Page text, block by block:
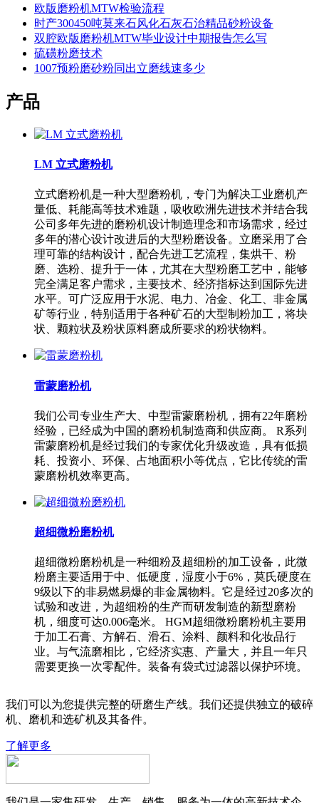
欧版磨粉机MTW检验流程
时产300450吨莫来石风化石灰石治精品砂粉设备
双腔欧版磨粉机MTW毕业设计中期报告怎么写
硫磺粉磨技术
1007预粉磨砂粉同出立磨线速多少
产品
LM 立式磨粉机
立式磨粉机是一种大型磨粉机，专门为解决工业磨机产
量低、耗能高等技术难题，吸收欧洲先进技术并结合我
公司多年先进的磨粉机设计制造理念和市场需求，经过
多年的潜心设计改进后的大型粉磨设备。立磨采用了合
理可靠的结构设计，配合先进工艺流程，集烘干、粉
磨、选粉、提升于一体，尤其在大型粉磨工艺中，能够
完全满足客户需求，主要技术、经济指标达到国际先进
水平。可广泛应用于水泥、电力、冶金、化工、非金属
矿等行业，特别适用于各种矿石的大型制粉加工，将块
状、颗粒状及粉状原料磨成所要求的粉状物料。
雷蒙磨粉机
我们公司专业生产大、中型雷蒙磨粉机，拥有22年磨粉
经验，已经成为中国的磨粉机制造商和供应商。 R系列
雷蒙磨粉机是经过我们的专家优化升级改造，具有低损
耗、投资小、环保、占地面积小等优点，它比传统的雷
蒙磨粉机效率更高。
超细微粉磨粉机
超细微粉磨粉机是一种细粉及超细粉的加工设备，此微
粉磨主要适用于中、低硬度，湿度小于6%，莫氏硬度在
9级以下的非易燃易爆的非金属物料。它是经过20多次的
试验和改进，为超细粉的生产而研发制造的新型磨粉
机，细度可达0.006毫米。 HGM超细微粉磨粉机主要用
于加工石膏、方解石、滑石、涂料、颜料和化妆品行
业。与气流磨相比，它经济实惠、产量大，并且一年只
需要更换一次零配件。装备有袋式过滤器以保护环境。
我们可以为您提供完整的研磨生产线。我们还提供独立的破碎
机、磨机和选矿机及其备件。
了解更多